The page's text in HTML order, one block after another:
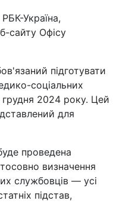
Україна,
сайту Офісу
підготувати
соціальних
грудня 2024 року. Цей
для
проведена
визначення
службовців — усі
підстав,